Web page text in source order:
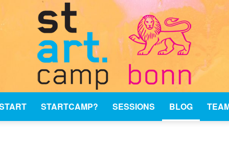
STARTCAMP? SESSIONS BLOG